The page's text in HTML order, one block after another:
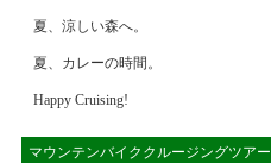
夏、涼しい森へ。
夏、カレーの時間。
Happy Cruising!
マウンテンバイククルージングツアー